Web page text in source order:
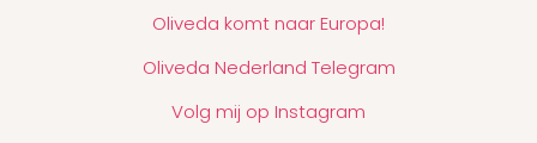
Oliveda komt naar Europa!
Oliveda Nederland Telegram
Volg mij op Instagram